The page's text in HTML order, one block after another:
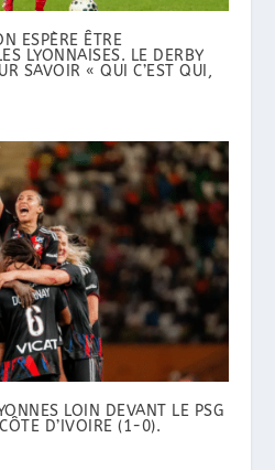
ESPÈRE ÊTRE
LYONNAISES. LE DERBY
SAVOIR « QUI C’EST QUI,
LOIN DEVANT LE PSG
D’IVOIRE (1-0).